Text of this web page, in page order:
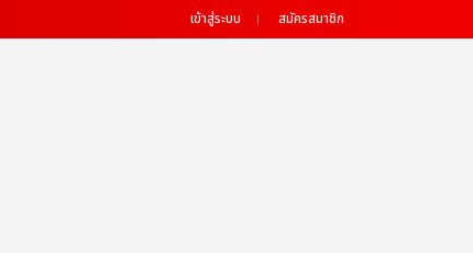
เข้าสู่ระบบ สมัครสมาชิก